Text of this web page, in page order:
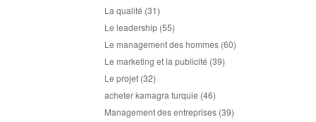
La qualité (31)
Le leadership (55)
Le management des hommes (60)
Le marketing et la publicité (39)
Le projet (32)
acheter kamagra turquie (46)
Management des entreprises (39)